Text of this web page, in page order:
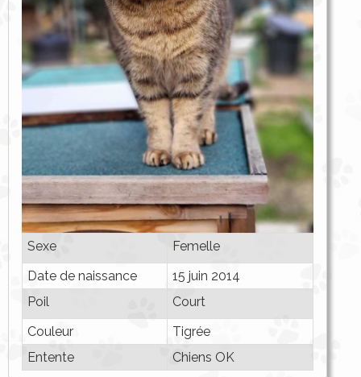
Sexe
Femelle
Date de naissance
15 juin 2014
Poil
Court
Couleur
Tigrée
Entente
Chiens OK